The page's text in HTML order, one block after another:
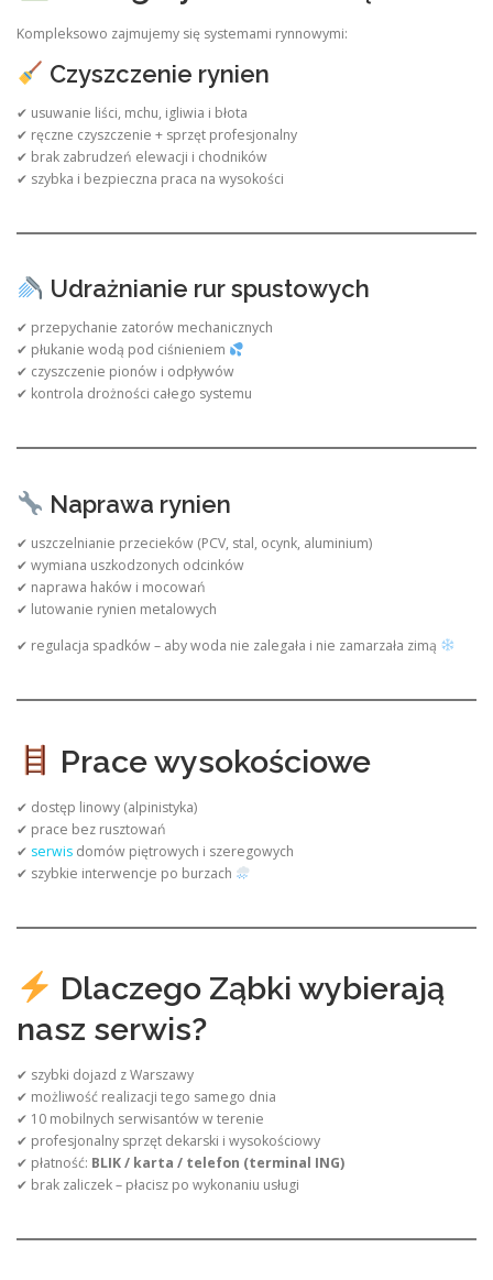
Kompleksowo zajmujemy się systemami rynnowymi:
Czyszczenie rynien
✔ usuwanie liści, mchu, igliwia i błota
✔ ręczne czyszczenie + sprzęt profesjonalny
✔ brak zabrudzeń elewacji i chodników
✔ szybka i bezpieczna praca na wysokości
Udrażnianie rur spustowych
✔ przepychanie zatorów mechanicznych
✔ płukanie wodą pod ciśnieniem
✔ czyszczenie pionów i odpływów
✔ kontrola drożności całego systemu
Naprawa rynien
✔ uszczelnianie przecieków (PCV, stal, ocynk, aluminium)
✔ wymiana uszkodzonych odcinków
✔ naprawa haków i mocowań
✔ lutowanie rynien metalowych
✔ regulacja spadków – aby woda nie zalegała i nie zamarzała zimą
Prace wysokościowe
✔ dostęp linowy (alpinistyka)
✔ prace bez rusztowań
✔ serwis domów piętrowych i szeregowych
✔ szybkie interwencje po burzach
Dlaczego Ząbki wybierają
nasz serwis?
✔ szybki dojazd z Warszawy
✔ możliwość realizacji tego samego dnia
✔ 10 mobilnych serwisantów w terenie
✔ profesjonalny sprzęt dekarski i wysokościowy
✔ płatność: BLIK / karta / telefon (terminal ING)
✔ brak zaliczek – płacisz po wykonaniu usługi